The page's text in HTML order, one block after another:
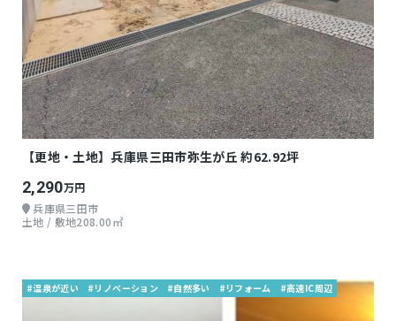
【更地・土地】兵庫県三田市弥生が丘 約62.92坪
2,290万円
兵庫県三田市
土地 / 敷地208.00㎡
#温泉が近い #リノベーション #自然多い #リフォーム #高速IC周辺